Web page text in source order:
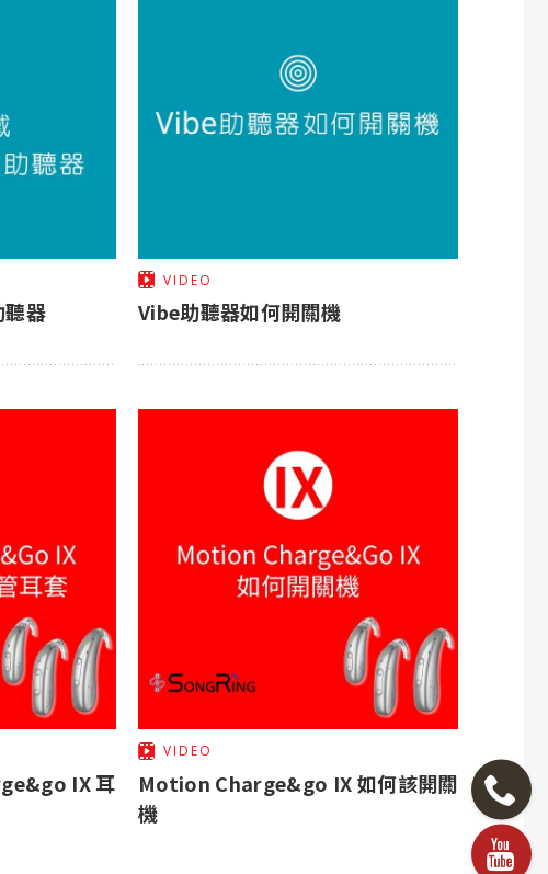
器
VIDEO
Vibe助聽器如何開關機
IX 耳
VIDEO
Motion Charge&go IX 如何該開關
機